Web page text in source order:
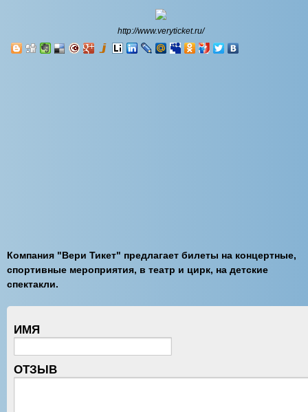
http://www.veryticket.ru/
Компания "Вери Тикет" предлагает билеты на концертные,
спортивные мероприятия, в театр и цирк, на детские
спектакли.
ИМЯ
ОТЗЫВ